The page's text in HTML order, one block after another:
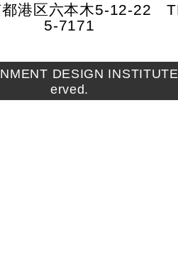
港区六本木5-12-22
5-7171
DESIGN
erved.